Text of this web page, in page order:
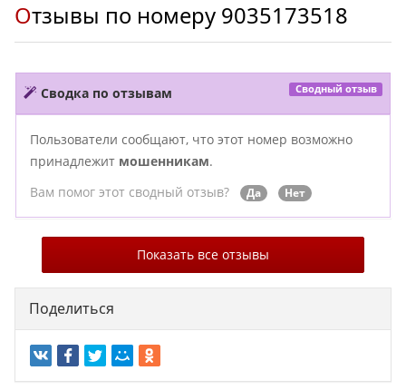
Отзывы по номеру 9035173518
Сводка по отзывам Сводный отзыв
Пользователи сообщают, что этот номер возможно
принадлежит мошенникам.
Вам помог этот сводный отзыв?
Да Нет
Показать все отзывы
Поделиться